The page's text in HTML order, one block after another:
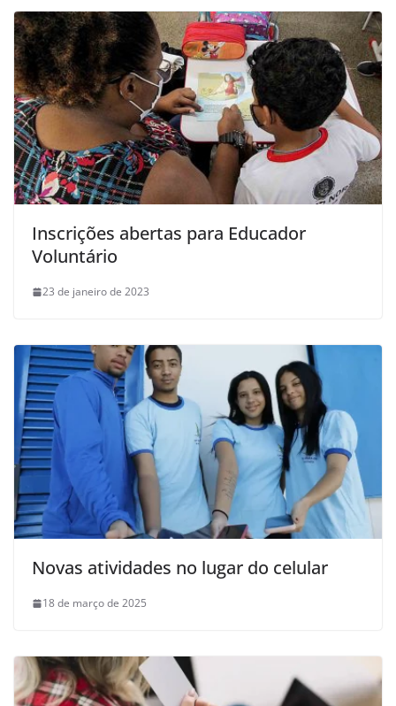
Inscrições abertas para Educador
Voluntário
23 de janeiro de 2023
Novas atividades no lugar do celular
18 de março de 2025